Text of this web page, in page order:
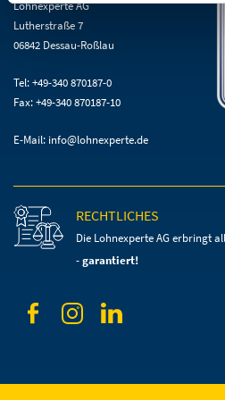
Lohnexperte AG
Lutherstraße 7
06842 Dessau-Roßlau
Tel: +49-340 870187-0
Fax: +49-340 870187-10
E-Mail: info@lohnexperte.de
RECHTLICHES
Die Lohnexperte AG erbringt
-garantiert!